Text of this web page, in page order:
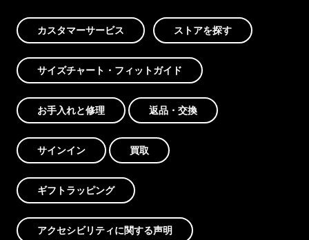
カスタマーサービス ストアを探す
サイズチャート・フィットガイド
お手入れと修理 返品・交換
サインイン 買取
ギフトラッピング
アクセシビリティに関する声明